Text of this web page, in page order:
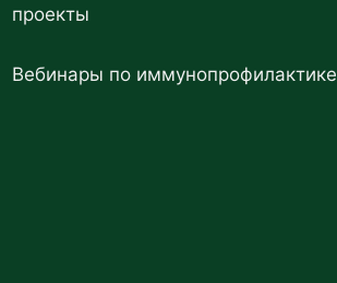
проекты
Вебинары по иммунопрофилактике